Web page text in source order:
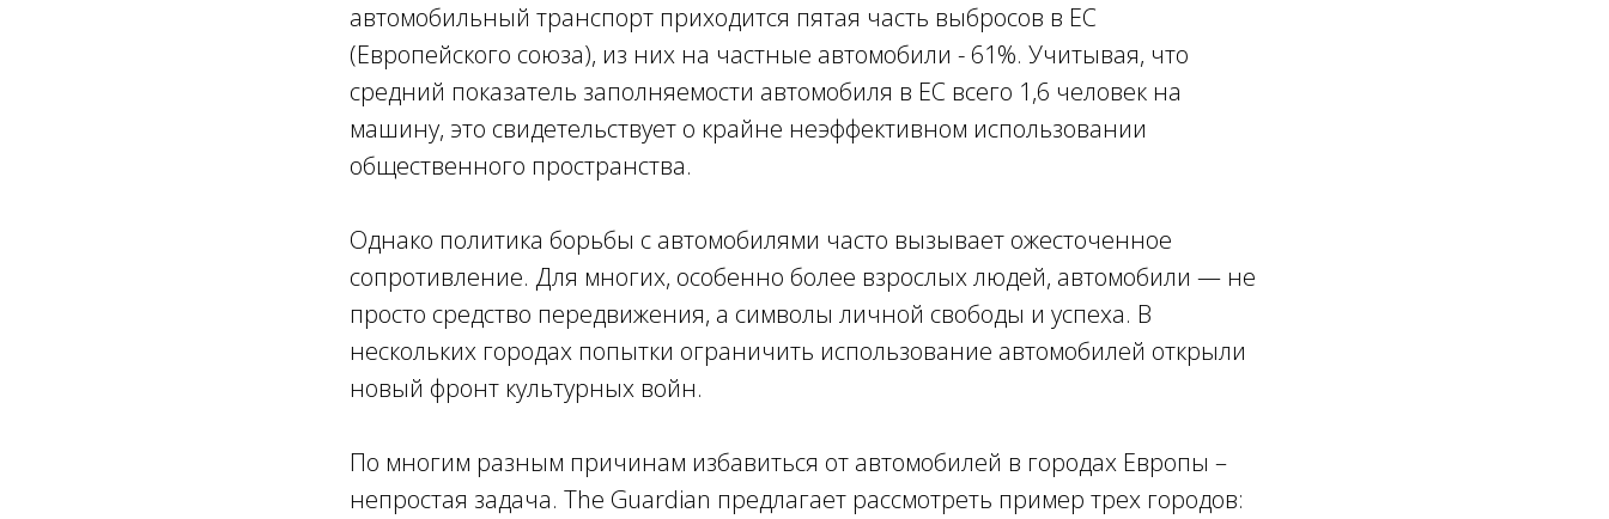
автомобильный транспорт приходится пятая часть выбросов в ЕС
(Европейского союза), из них на частные автомобили - 61%. Учитывая, что
средний показатель заполняемости автомобиля в ЕС всего 1,6 человек на
машину, это свидетельствует о крайне неэффективном использовании
общественного пространства.
Однако политика борьбы с автомобилями часто вызывает ожесточенное
сопротивление. Для многих, особенно более взрослых людей, автомобили — не
просто средство передвижения, а символы личной свободы и успеха. В
нескольких городах попытки ограничить использование автомобилей открыли
новый фронт культурных войн.
По многим разным причинам избавиться от автомобилей в городах Европы –
непростая задача. The Guardian предлагает рассмотреть пример трех городов: